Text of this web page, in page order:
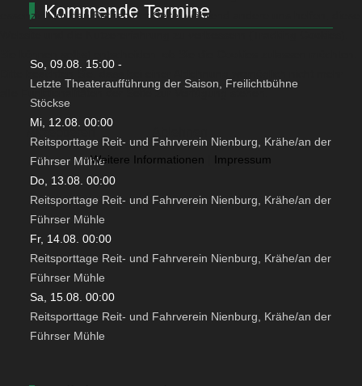
Kommende Termine
So, 09.08. 15:00-
Letzte Theateraufführung der Saison, Freilichtbühne
Stöckse
Mi, 12.08. 00:00
Reitsporttage Reit- und Fahrverein Nienburg, Krähe/an der
Führser Mühle
Do, 13.08. 00:00
Reitsporttage Reit- und Fahrverein Nienburg, Krähe/an der
Führser Mühle
Fr, 14.08. 00:00
Reitsporttage Reit- und Fahrverein Nienburg, Krähe/an der
Führser Mühle
Sa, 15.08. 00:00
Reitsporttage Reit- und Fahrverein Nienburg, Krähe/an der
Führser Mühle
essenziell für den Betrieb der Seite, während andere uns helfen, diese
Bitte beachten Sie, dass bei einer Ablehnung womöglich nicht mehr
alle Funktionalitäten der Seite zur Verfügung stehen.
Akzeptieren
Weitere Informationen Impressum